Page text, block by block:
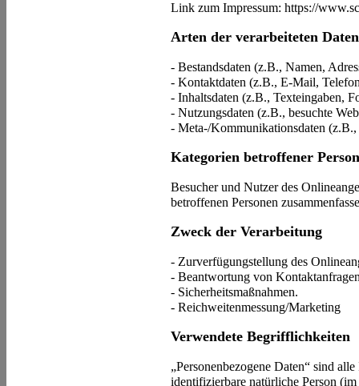
Link zum Impressum: https://
Arten der verarbeiteten
- Bestandsdaten (z.B., Namen,
- Kontaktdaten (z.B., E-Mail,
- Inhaltsdaten (z.B., Texteingaben,
- Nutzungsdaten (z.B., besuchte
- Meta-/Kommunikationsdaten
Kategorien betroffener
Besucher und Nutzer des
betroffenen Personen
Zweck der Verarbeitung
- Zurverfügungstellung des
- Beantwortung von
- Sicherheitsmaßnahmen.
- Reichweitenmessung/Marketing
Verwendete Begrifflichkeiten
„Personenbezogene Daten“ sind
identifizierbare natürliche Person